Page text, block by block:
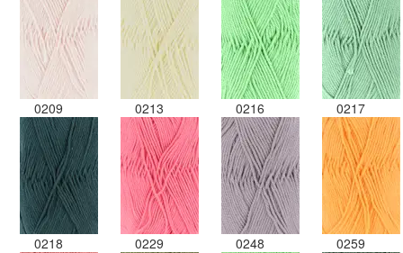
0209 0213 0216 0217
0218 0229 0248 0259